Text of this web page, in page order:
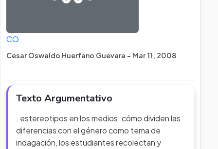
CO
Cesar Oswaldo Huerfano Guevara - Mar 11, 2008
Texto Argumentativo
. estereotipos en los medios: cómo dividen las
diferencias con el género como tema de
indagación, los estudiantes recolectan y